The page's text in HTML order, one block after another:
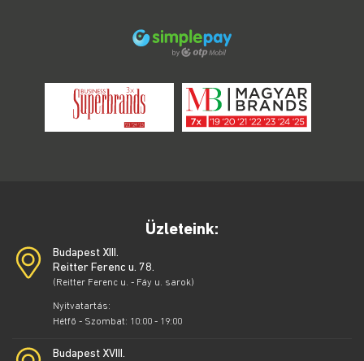
Üzleteink:
Budapest XIII.
Reitter Ferenc u. 78.
(Reitter Ferenc u. - Fáy u. sarok)
Nyitvatartás:
Hétfő - Szombat: 10:00 - 19:00
Budapest XVIII.